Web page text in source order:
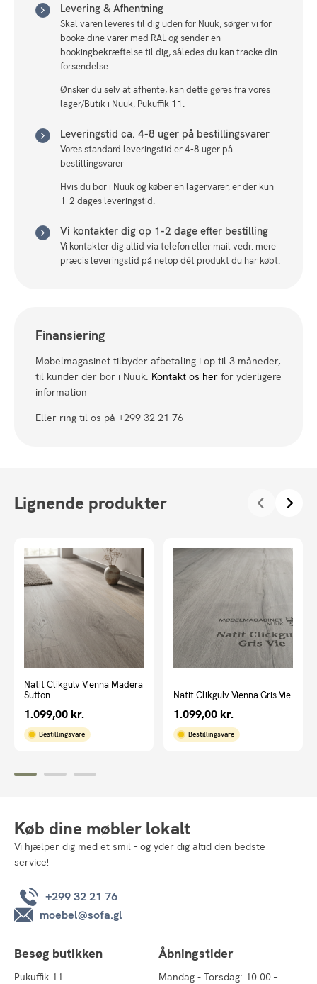
Levering & Afhentning
Skal varen leveres til dig uden for Nuuk, sørger vi for
booke dine varer med RAL og sender en
bookingbekræftelse til dig, således du kan tracke din
forsendelse.
Ønsker du selv at afhente, kan dette gøres fra vores
lager/Butik i Nuuk, Pukuffik 11.
Leveringstid ca. 4-8 uger på bestillingsvarer
Vores standard leveringstid er 4-8 uger på
bestillingsvarer
Hvis du bor i Nuuk og køber en lagervarer, er der kun
1-2 dages leveringstid.
Vi kontakter dig op 1-2 dage efter bestilling
Vi kontakter dig altid via telefon eller mail vedr. mere
præcis leveringstid på netop dét produkt du har købt.
Finansiering
Møbelmagasinet tilbyder afbetaling i op til 3 måneder,
til kunder der bor i Nuuk. Kontakt os her for yderligere
information
Eller ring til os på +299 32 21 76
Lignende produkter
Natit Clikgulv Vienna Madera
Sutton
1.099,00 kr.
Bestillingsvare
Natit Clikgulv Vienna Gris Vie
1.099,00 kr.
Bestillingsvare
Køb dine møbler lokalt
Vi hjælper dig med et smil – og yder dig altid den bedste
service!
+299 32 21 76
moebel@sofa.gl
Besøg butikken
Pukuffik 11
Åbningstider
Mandag - Torsdag: 10.00 –